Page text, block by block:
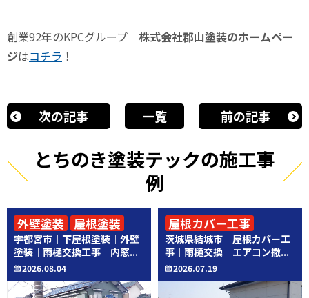
創業92年のKPCグループ 株式会社郡山塗装のホームペー
ジはコチラ ！
次の記事 一覧 前の記事
とちのき塗装テックの施工事
例
宇都宮市｜下屋根塗装｜外壁
塗装｜雨樋交換工事｜内窓...
2026.08.04
外壁塗装
屋根塗装
その他工事
茨城県結城市｜屋根カバー工
事｜雨樋交換｜エアコン撤...
2026.07.19
屋根カバー工事
その他工事